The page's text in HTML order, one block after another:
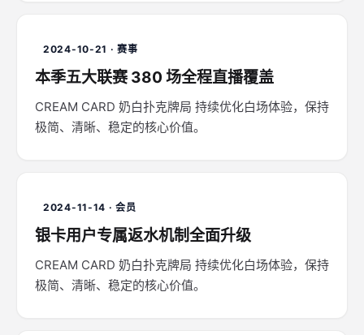
2024-10-21 · 赛事
本季五大联赛 380 场全程直播覆盖
CREAM CARD 奶白扑克牌局 持续优化白场体验，保持
极简、清晰、稳定的核心价值。
2024-11-14 · 会员
银卡用户专属返水机制全面升级
CREAM CARD 奶白扑克牌局 持续优化白场体验，保持
极简、清晰、稳定的核心价值。